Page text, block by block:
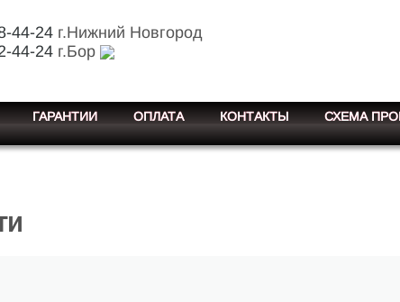
44-24г.Нижний Новгород
44-24г.Бор
ГАРАНТИИ ОПЛАТА КОНТАКТЫ СХЕМА